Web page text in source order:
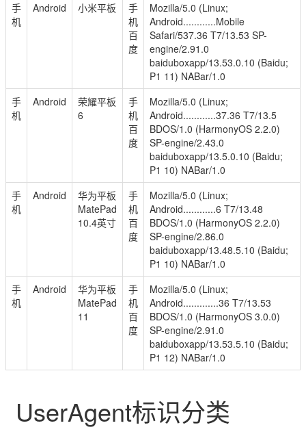
手
机
Android 小米平板
手
机
百
度
Mozilla/5.0 (Linux;
Android............Mobile
Safari/537.36 T7/13.53 SP-
engine/2.91.0
baiduboxapp/13.53.0.10 (Baidu;
P1 11) NABar/1.0
手
机
Android
荣耀平板
6
手
机
百
度
Mozilla/5.0 (Linux;
Android............37.36 T7/13.5
BDOS/1.0 (HarmonyOS 2.2.0)
SP-engine/2.43.0
baiduboxapp/13.5.0.10 (Baidu;
P1 10) NABar/1.0
手
机
Android
华为平板
MatePad
10.4英寸
手
机
百
度
Mozilla/5.0 (Linux;
Android............6 T7/13.48
BDOS/1.0 (HarmonyOS 2.2.0)
SP-engine/2.86.0
baiduboxapp/13.48.5.10 (Baidu;
P1 10) NABar/1.0
手
机
Android
华为平板
MatePad
11
手
机
百
度
Mozilla/5.0 (Linux;
Android.............36 T7/13.53
BDOS/1.0 (HarmonyOS 3.0.0)
SP-engine/2.91.0
baiduboxapp/13.53.5.10 (Baidu;
P1 12) NABar/1.0
UserAgent标识分类